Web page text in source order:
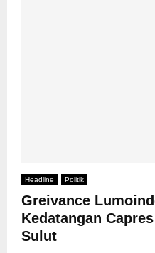
Headline Politik
Greivance
Kedatangan
Sulut